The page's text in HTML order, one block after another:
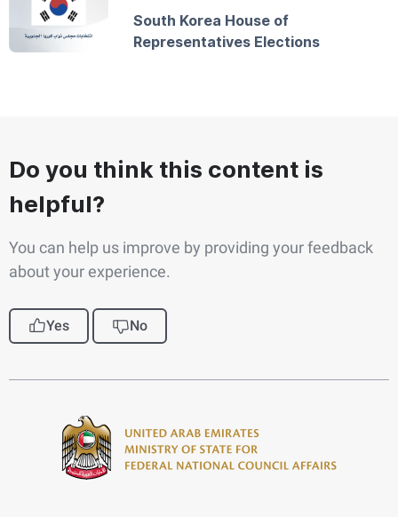
South Korea House of
Representatives Elections
Do you think this content is
helpful?
You can help us improve by providing your feedback
about your experience.
Yes No